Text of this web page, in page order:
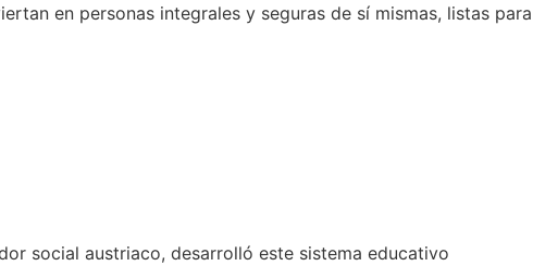
en personas integrales y seguras de sí mismas, listas para
social austriaco, desarrolló este sistema educativo